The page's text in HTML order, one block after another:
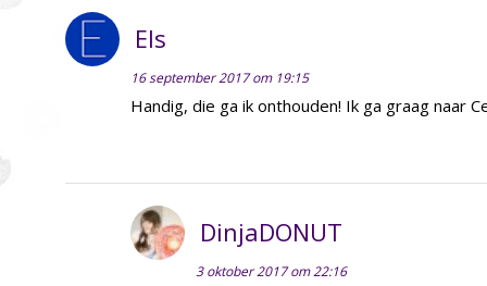
Els
16 september 2017 om 19:15
Handig, die ga ik onthouden! Ik ga graag naar
DinjaDONUT
3 oktober 2017 om 22:16